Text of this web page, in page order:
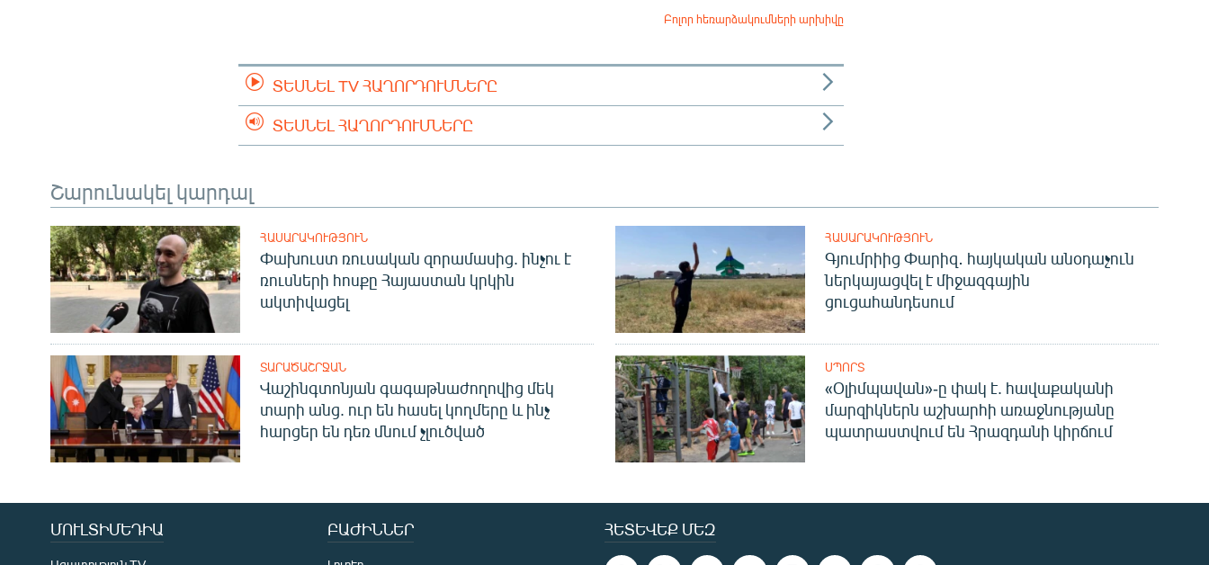
Բոլոր հեռարձակումների արխիվը
ՏԵՍՆԵԼ TV ՀԱՂՈՐԴՈՒՄՆԵՐԸ
ՏԵՍՆԵԼ ՀԱՂՈՐԴՈՒՄՆԵՐԸ
Շարունակել կարդալ
ՀԱՍԱՐԱԿՈՒԹՅՈՒՆ
Փախուստ ռուսական զորամասից. ինչու է
ռուսների հոսքը Հայաստան կրկին
ակտիվացել
ՀԱՍԱՐԱԿՈՒԹՅՈՒՆ
Գյումրիից Փարիզ․ հայկական անօդաչուն
ներկայացվել է միջազգային
ցուցահանդեսում
ՏԱՐԱԾԱՇՐՋԱՆ
Վաշինգտոնյան գագաթնաժողովից մեկ
տարի անց. ուր են հասել կողմերը և ինչ
հարցեր են դեռ մնում չլուծված
ՍՊՈՐՏ
«Օլիմպավան»-ը փակ է. հավաքականի
մարզիկներն աշխարհի առաջնությանը
պատրաստվում են Հրազդանի կիրճում
ՀԵՏԵՎԵՔ ՄԵԶ
ՄՈՒԼՏԻՄԵԴԻԱ ԲԱԺԻՆՆԵՐ